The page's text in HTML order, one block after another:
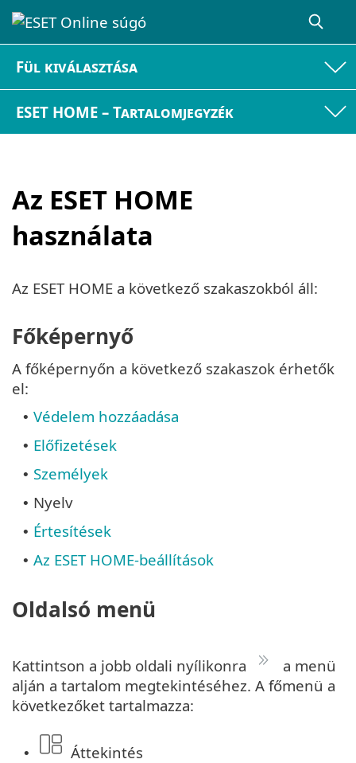
Fül kiválasztása
ESET HOME – Tartalomjegyzék
Az ESET HOME
használata
Az ESET HOME a következő szakaszokból áll:
Főképernyő
A főképernyőn a következő szakaszok érhetők
el:
• Védelem hozzáadása
• Előfizetések
• Személyek
• Nyelv
• Értesítések
• Az ESET HOME-beállítások
Oldalsó menü
Kattintson a jobb oldali nyílikonra
a menü
alján a tartalom megtekintéséhez. A főmenü a
következőket tartalmazza:
•
Áttekintés